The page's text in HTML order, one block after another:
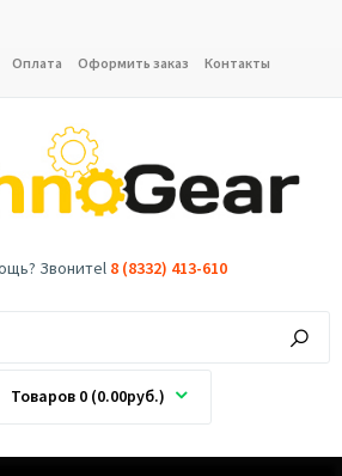
Оплата Оформить заказ Контакты
Звонитеl 8 (8332) 413-610
Товаров 0 (0.00руб.)